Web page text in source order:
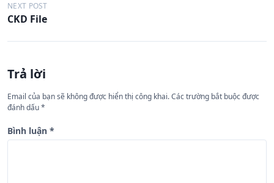
ề
u
h
ớ
n
g
b
NEXT POST
CKD File
Trả lời
Email của bạn sẽ không được hiển thị công khai.Các trường bắt buộc được
đánh dấu*
Bình luận *